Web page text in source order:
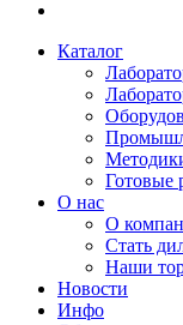
Каталог
Готовые
О нас
О
Стать
Наши
Новости
Инфо